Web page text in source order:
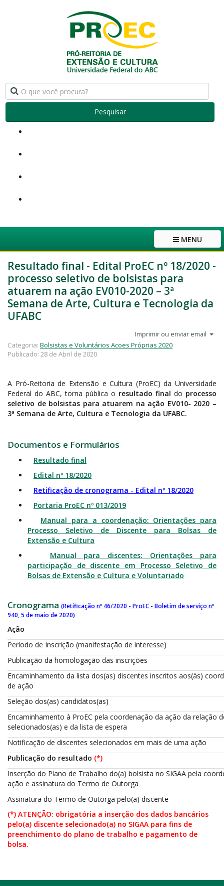
Pesquisar
MENU
Resultado final - Edital ProEC nº 18/2020 -
processo seletivo de bolsistas para
atuarem na ação EV010-2020 – 3ª
Semana de Arte, Cultura e Tecnologia da
UFABC
Imprimir ou enviar email
Categoria: Bolsistas e Voluntários Acoes Próprias 2020
Publicado: 28 de Abril de 2020
A Pró-Reitoria de Extensão e Cultura (ProEC) da Universidade
Federal do ABC, torna pública o resultado final do processo
seletivo de bolsistas para atuarem na ação EV010- 2020 –
3ª Semana de Arte, Cultura e Tecnologia da UFABC.
Documentos e Formulários
Resultado final
Edital nº 18/2020
Retificação de cronograma - Edital nº 18/2020
Portaria ProEC nº 013/2019
Manual para a coordenação: Orientações para
Processo Seletivo de Discente para Bolsas de
Extensão e Cultura
Manual para discentes: Orientações para
participação de discente em Processo Seletivo de
Bolsas de Extensão e Cultura e Voluntariado
Cronograma (Retificação nº 46/2020 - ProEC - Boletim de serviço nº
940, 5 de maio de 2020)
Ação
Período de Inscrição (manifestação de interesse)
Publicação da homologação das inscrições
Encaminhamento da lista dos(as) discentes inscritos aos(às)
de ação
Seleção dos(as) candidatos(as)
Encaminhamento à ProEC pela coordenação da ação da relação
selecionados(as) e da lista de espera
Notificação de discentes selecionados em mais de uma ação
Publicação do resultado (*)
Inserção do Plano de Trabalho do(a) bolsista no SIGAA pela
ação e assinatura do Termo de Outorga
Assinatura do Termo de Outorga pelo(a) discente
(*) ATENÇÃO: obrigatória a inserção dos dados bancários
pelo(a) discente selecionado(a) no SIGAA para fins de
preenchimento do plano de trabalho e pagamento de
bolsa.